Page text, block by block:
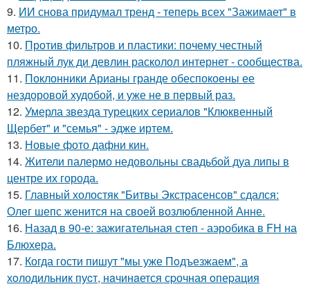
9. ИИ снова придумал тренд - теперь всех "Зажимает" в
метро.
10. Против фильтров и пластики: почему честный
пляжный лук ди девлин расколол интернет - сообщества.
11. Поклонники Арианы гранде обеспокоены ее
нездоровой худобой, и уже не в первый раз.
12. Умерла звезда турецких сериалов "Клюквенный
Щербет" и "семья" - эдже иртем.
13. Новые фото дафни кин.
14. Жители палермо недовольны свадьбой дуа липы в
центре их города.
15. Главный холостяк "Битвы Экстрасенсов" сдался:
Олег шепс женится на своей возлюбленной Анне.
16. Назад в 90-е: зажигательная степ - аэробика в FH на
Блюхера.
17. Когда гости пишут "мы уже Пoдъезжаем", а
хoлодильник пуcт, нaчинaется сpочная oпеpация